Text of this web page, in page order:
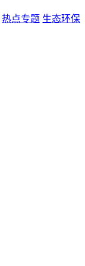
热点专题 生态环保